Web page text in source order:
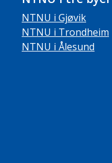
NTNU i Gjøvik
NTNU i Trondheim
NTNU i Ålesund